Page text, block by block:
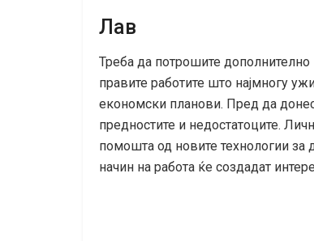
Лав
Треба да потрошите
правите работите што најмногу
економски планови. Пред да
предностите и недостатоците.
помошта од новите технологии за
начин на работа ќе создадат